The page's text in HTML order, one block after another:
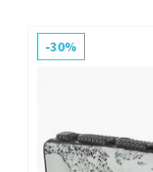
-30%